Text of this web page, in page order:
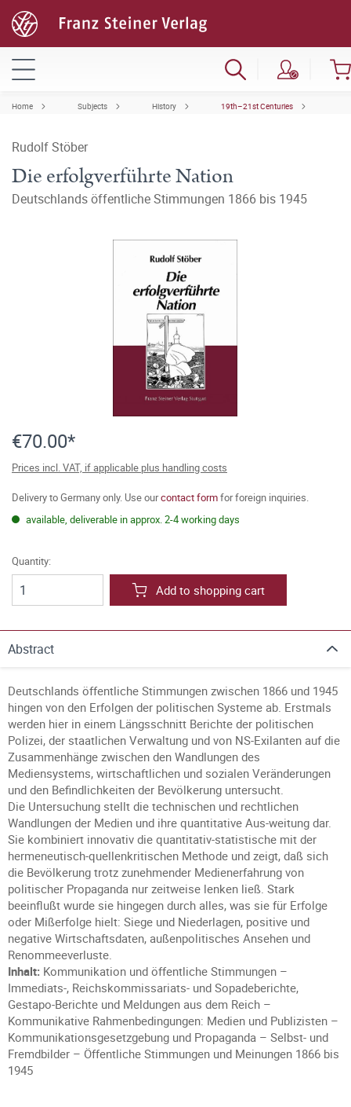
Home Subjects History 19th–21st Centuries
Rudolf Stöber
Die erfolgverführte Nation
Deutschlands öffentliche Stimmungen 1866 bis 1945
€70.00*
Prices incl. VAT, if applicable plus handling costs
Delivery to Germany only. Use ourcontact formfor foreign inquiries.
available, deliverable in approx. 2-4 working days
Quantity:
Add to shopping cart
Abstract
Deutschlands öffentliche Stimmungen zwischen 1866 und 1945
hingen von den Erfolgen der politischen Systeme ab. Erstmals
werden hier in einem Längsschnitt Berichte der politischen
Polizei, der staatlichen Verwaltung und von NS-Exilanten auf die
Zusammenhänge zwischen den Wandlungen des
Mediensystems, wirtschaftlichen und sozialen Veränderungen
und den Befindlichkeiten der Bevölkerung untersucht.
Die Untersuchung stellt die technischen und rechtlichen
Wandlungen der Medien und ihre quantitative Aus-weitung dar.
Sie kombiniert innovativ die quantitativ-statistische mit der
hermeneutisch-quellenkritischen Methode und zeigt, daß sich
die Bevölkerung trotz zunehmender Medienerfahrung von
politischer Propaganda nur zeitweise lenken ließ. Stark
beeinflußt wurde sie hingegen durch alles, was sie für Erfolge
oder Mißerfolge hielt: Siege und Niederlagen, positive und
negative Wirtschaftsdaten, außenpolitisches Ansehen und
Renommeeverluste.
Inhalt: Kommunikation und öffentliche Stimmungen –
Immediats-, Reichskommissariats- und Sopadeberichte,
Gestapo-Berichte und Meldungen aus dem Reich –
Kommunikative Rahmenbedingungen: Medien und Publizisten –
Kommunikationsgesetzgebung und Propaganda – Selbst- und
Fremdbilder – Öffentliche Stimmungen und Meinungen 1866 bis
1945